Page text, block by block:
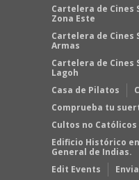
Cartelera de Cines
Zona Este
Cartelera de Cines
Armas
Cartelera de Cines
Lagoh
Casa de Pilatos
Comprueba tu
Cultos no Católicos
Edificio Histórico
General de Indias.
Edit Events